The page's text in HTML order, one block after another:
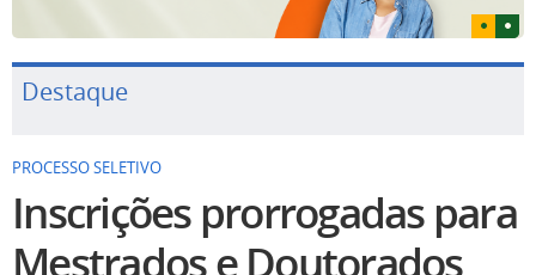
Destaque
PROCESSO SELETIVO
Inscrições prorrogadas para
Mestrados e Doutorados